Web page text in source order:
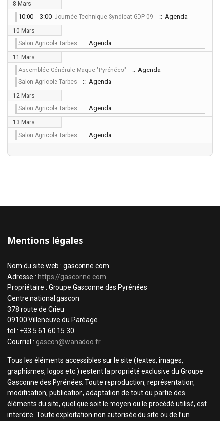
8 Mars
10:00 - 3:00 Journée Technique Syndicat GDP 09 :: Agenda
10 Mars
Salon Agricole Tarbes
:: Agenda
11 Mars
Assemblée Générale Maque "Pyrénées"
:: Agenda
Salon Agricole Tarbes :: Agenda
12 Mars
Salon Agricole Tarbes
:: Agenda
13 Mars
Salon Agricole Tarbes
:: Agenda
Mentions légales
Nom du site web : gasconne.com
Adresse : https://gasconne.com
Propriétaire : Groupe Gasconne des Pyrénées
Centre national gascon
378 route de Crieu
09100 Villeneuve du Paréage
tel : +33 5 61 60 15 30
Courriel : gascon@wanadoo.fr
Tous les éléments accessibles sur le site (textes, images,
graphismes, logos etc.) restent la propriété exclusive du Groupe
Gasconne des Pyrénées. Toute reproduction, représentation,
modification, publication, adaptation de tout ou partie des
éléments du site, quel que soit le moyen ou le procédé utilisé, est
interdite. Toute exploitation non autorisée du site ou de l’un